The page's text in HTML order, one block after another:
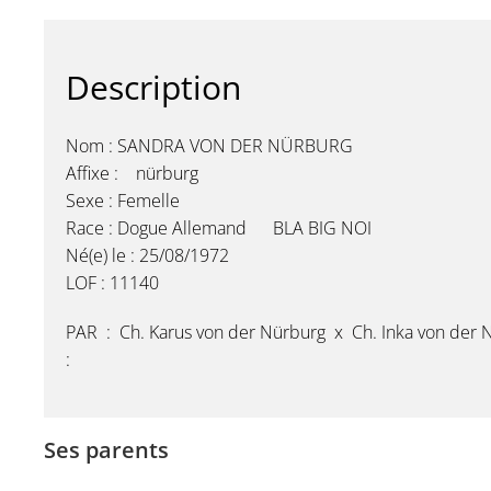
Description
Nom : SANDRA VON DER NÜRBURG
Affixe : nürburg
Sexe : Femelle
Race : Dogue Allemand BLA BIG NOI
Né(e) le : 25/08/1972
LOF : 11140
PAR : Ch. Karus von der Nürburg x Ch. Inka von der
:
Ses parents